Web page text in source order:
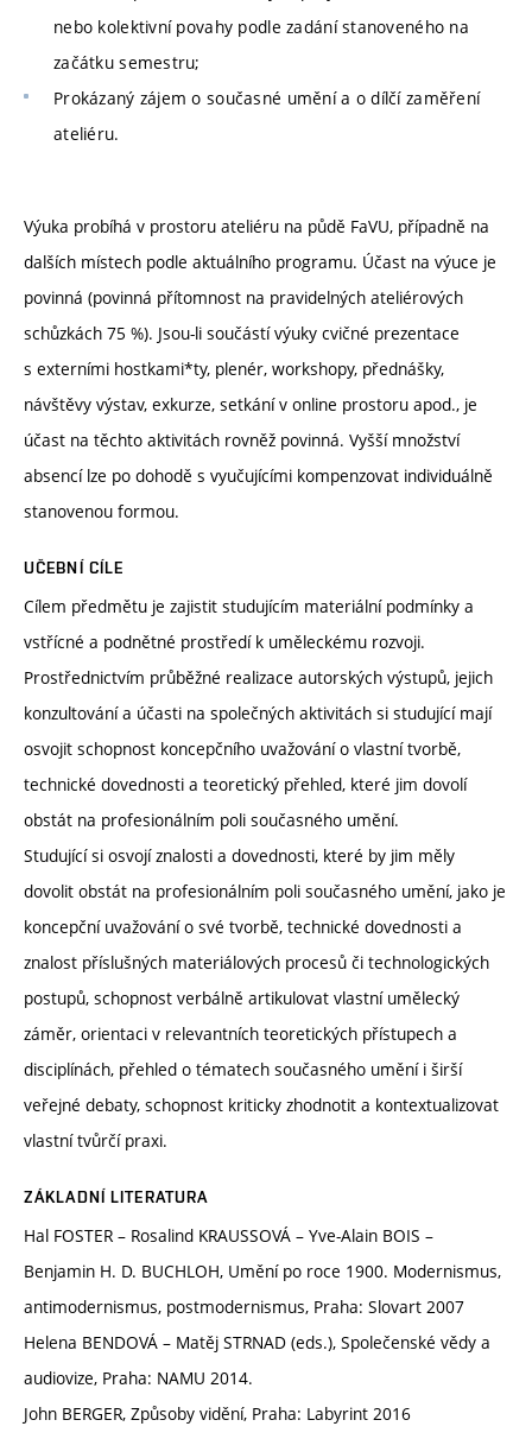
nebo kolektivní povahy podle zadání stanoveného na
začátku semestru;
Prokázaný zájem o současné umění a o dílčí zaměření
ateliéru.
Výuka probíhá v prostoru ateliéru na půdě FaVU, případně na
dalších místech podle aktuálního programu. Účast na výuce je
povinná (povinná přítomnost na pravidelných ateliérových
schůzkách 75 %). Jsou-li součástí výuky cvičné prezentace
s externími hostkami*ty, plenér, workshopy, přednášky,
návštěvy výstav, exkurze, setkání v online prostoru apod., je
účast na těchto aktivitách rovněž povinná. Vyšší množství
absencí lze po dohodě s vyučujícími kompenzovat individuálně
stanovenou formou.
UČEBNÍ CÍLE
Cílem předmětu je zajistit studujícím materiální podmínky a
vstřícné a podnětné prostředí k uměleckému rozvoji.
Prostřednictvím průběžné realizace autorských výstupů, jejich
konzultování a účasti na společných aktivitách si studující mají
osvojit schopnost koncepčního uvažování o vlastní tvorbě,
technické dovednosti a teoretický přehled, které jim dovolí
obstát na profesionálním poli současného umění.
Studující si osvojí znalosti a dovednosti, které by jim měly
dovolit obstát na profesionálním poli současného umění, jako je
koncepční uvažování o své tvorbě, technické dovednosti a
znalost příslušných materiálových procesů či technologických
postupů, schopnost verbálně artikulovat vlastní umělecký
záměr, orientaci v relevantních teoretických přístupech a
disciplínách, přehled o tématech současného umění i širší
veřejné debaty, schopnost kriticky zhodnotit a kontextualizovat
vlastní tvůrčí praxi.
ZÁKLADNÍ LITERATURA
Hal FOSTER – Rosalind KRAUSSOVÁ – Yve-Alain BOIS –
Benjamin H. D. BUCHLOH, Umění po roce 1900. Modernismus,
antimodernismus, postmodernismus, Praha: Slovart 2007
Helena BENDOVÁ – Matěj STRNAD (eds.), Společenské vědy a
audiovize, Praha: NAMU 2014.
John BERGER, Způsoby vidění, Praha: Labyrint 2016